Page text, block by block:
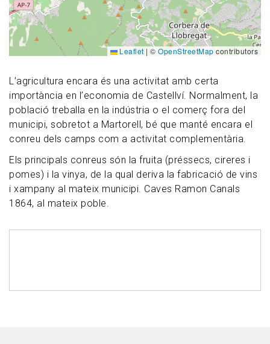
L’agricultura encara és una activitat amb certa
importància en l’economia de Castellví. Normalment, la
població treballa en la indústria o el comerç fora del
municipi, sobretot a Martorell, bé que manté encara el
conreu dels camps com a activitat complementària.
Els principals conreus són la fruita (préssecs, cireres i
pomes) i la vinya, de la qual deriva la fabricació de vins
i xampany al mateix municipi. Caves Ramon Canals
1864, al mateix poble.
Leaflet | © OpenStreetMap contributors